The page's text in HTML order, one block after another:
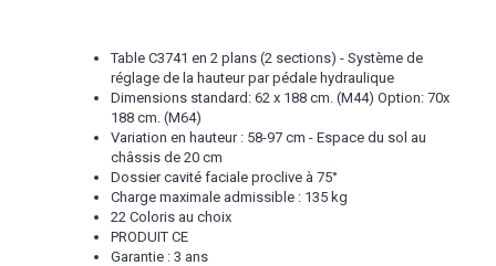
Table C3741 en 2 plans (2 sections) - Système de
réglage de la hauteur par pédale hydraulique
Dimensions standard: 62 x 188 cm. (M44) Option: 70x
188 cm. (M64)
Variation en hauteur : 58-97 cm - Espace du sol au
châssis de 20 cm
Dossier cavité faciale proclive à 75°
Charge maximale admissible : 135 kg
22 Coloris au choix
PRODUIT CE
Garantie : 3 ans